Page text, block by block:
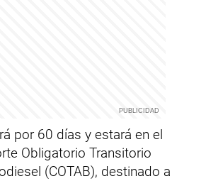
por 60 días y estará en el
Obligatorio Transitorio
(COTAB), destinado a